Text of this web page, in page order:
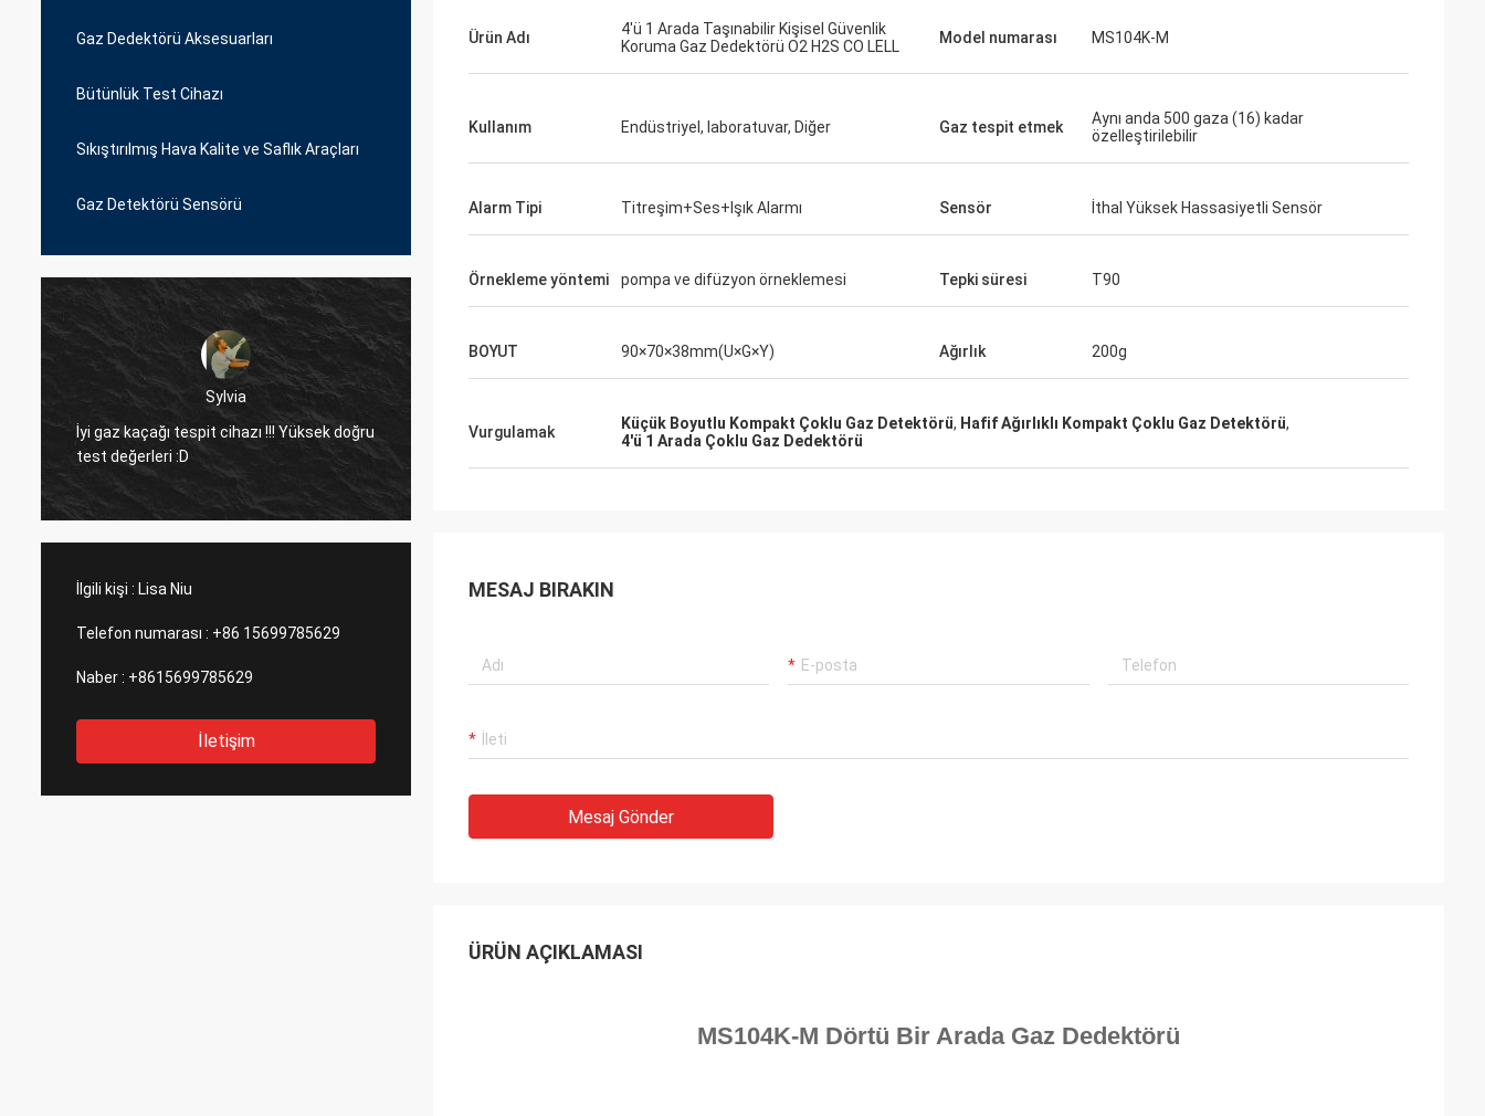
Gaz Dedektörü Aksesuarları
Bütünlük Test Cihazı
Sıkıştırılmış Hava Kalite ve Saflık Araçları
Gaz Detektörü Sensörü
dora
Merhaba, ekipmanı zaten Meksika'daki bir
alüminyum eritme fabrikasında kullandım
ve şirketinizin lazer cihazının işlevi beni
şaşırttı.
İlgili kişi : Lisa Niu
Telefon numarası : +86 15699785629
Naber : +8615699785629
İletişim
Ürün Adı
4'ü 1 Arada Taşınabilir Kişisel Güvenlik
Koruma Gaz Dedektörü O2 H2S CO LELL
Model numarası MS104K-M
Kullanım Endüstriyel, laboratuvar, Diğer Gaz tespit etmek
Aynı anda 500 gaza (16) kadar
özelleştirilebilir
Alarm Tipi Titreşim+Ses+Işık Alarmı Sensör İthal Yüksek Hassasiyetli Sensör
Örnekleme yöntemi pompa ve difüzyon örneklemesi Tepki süresi T90
BOYUT 90×70×38mm(U×G×Y) Ağırlık 200g
Vurgulamak Küçük Boyutlu Kompakt Çoklu Gaz Detektörü, Hafif Ağırlıklı Kompakt Çoklu Gaz Detektörü,
4'ü 1 Arada Çoklu Gaz Dedektörü
MESAJ BIRAKIN
Mesaj Gönder
ÜRÜN AÇIKLAMASI
MS104K-M Dörtü Bir Arada Gaz Dedektörü